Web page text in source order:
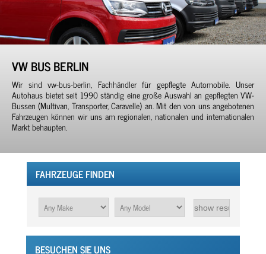
VW BUS BERLIN
Wir sind vw-bus-berlin, Fachhändler für gepflegte Automobile. Unser
Autohaus bietet seit 1990 ständig eine große Auswahl an gepflegten VW-
Bussen (Multivan, Transporter, Caravelle) an. Mit den von uns angebotenen
Fahrzeugen können wir uns am regionalen, nationalen und internationalen
Markt behaupten.
FAHRZEUGE FINDEN
BESUCHEN SIE UNS